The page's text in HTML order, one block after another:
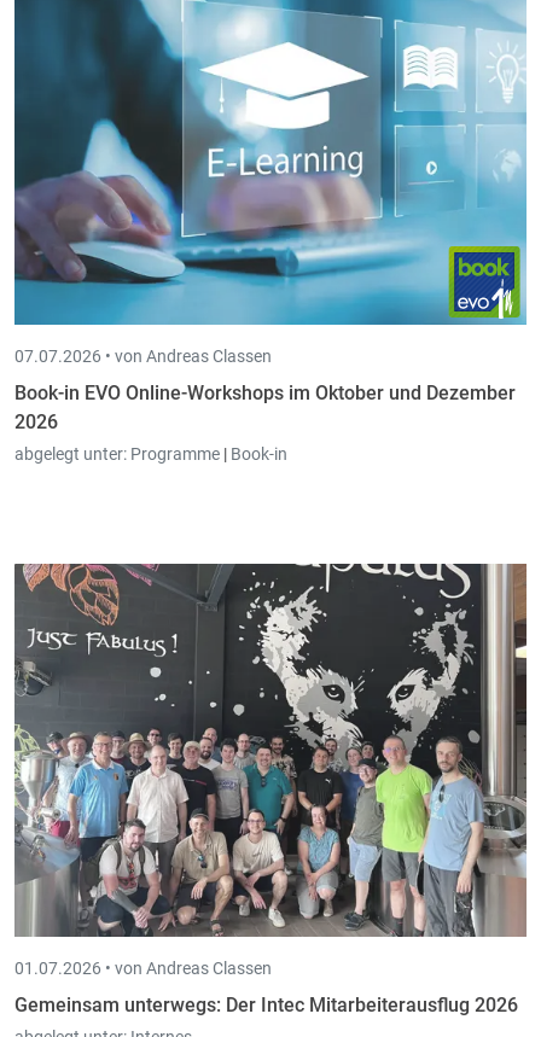
07.07.2026 • von Andreas Classen
Book-in EVO Online-Workshops im Oktober und Dezember
2026
abgelegt unter: Programme | Book-in
01.07.2026 • von Andreas Classen
Gemeinsam unterwegs: Der Intec Mitarbeiterausflug 2026